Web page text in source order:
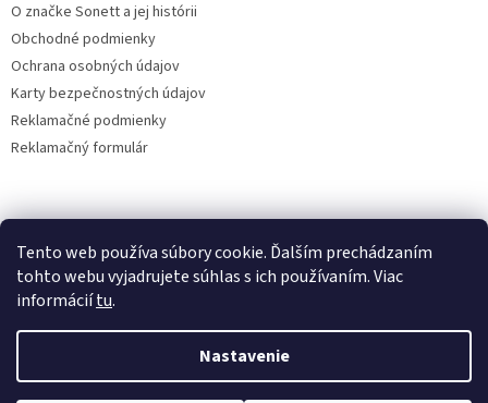
Tento web používa súbory cookie. Ďalším prechádzaním
tohto webu vyjadrujete súhlas s ich používaním. Viac
informáciítu.
Nastavenie
O značke Sonett a jej histórii
Obchodné podmienky
Ochrana osobných údajov
Karty bezpečnostných údajov
Reklamačné podmienky
Reklamačný formulár
sonett klub